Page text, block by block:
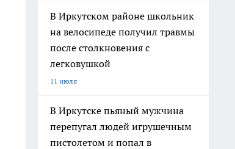
В Иркутском районе школьник
на велосипеде получил травмы
после столкновения с
легковушкой
11 июля
В Иркутске пьяный мужчина
перепугал людей игрушечным
пистолетом и попал в